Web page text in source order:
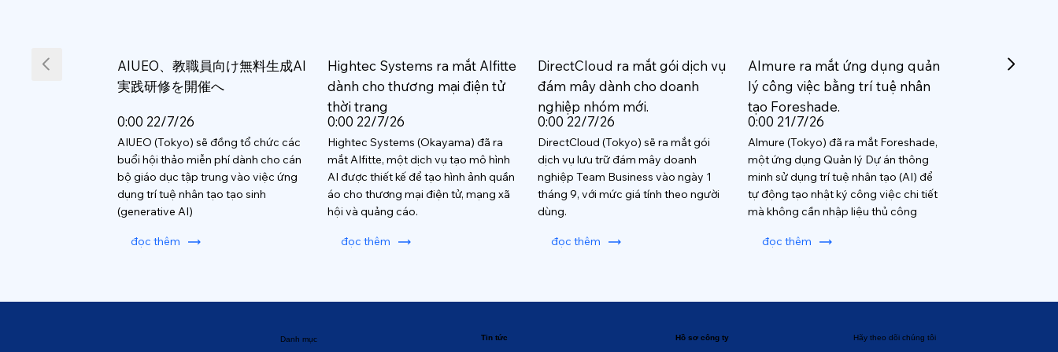
AIUEO、教職員向け無料生成AI
実践研修を開催へ
0:00 22/7/26
AIUEO (Tokyo) sẽ đồng tổ chức các
buổi hội thảo miễn phí dành cho cán
bộ giáo dục tập trung vào việc ứng
dụng trí tuệ nhân tạo tạo sinh
(generative AI)
đọc thêm
Hightec Systems ra mắt AIfitte
dành cho thương mại điện tử
thời trang
0:00 22/7/26
Hightec Systems (Okayama) đã ra
mắt AIfitte, một dịch vụ tạo mô hình
AI được thiết kế để tạo hình ảnh quần
áo cho thương mại điện tử, mạng xã
hội và quảng cáo.
đọc thêm
DirectCloud ra mắt gói dịch vụ
đám mây dành cho doanh
nghiệp nhóm mới.
0:00 22/7/26
DirectCloud (Tokyo) sẽ ra mắt gói
dịch vụ lưu trữ đám mây doanh
nghiệp Team Business vào ngày 1
tháng 9, với mức giá tính theo người
dùng.
đọc thêm
Almure ra mắt ứng dụng quản
lý công việc bằng trí tuệ nhân
tạo Foreshade.
0:00 21/7/26
Almure (Tokyo) đã ra mắt Foreshade,
một ứng dụng Quản lý Dự án thông
minh sử dụng trí tuệ nhân tạo (AI) để
tự động tạo nhật ký công việc chi tiết
mà không cần nhập liệu thủ công
đọc thêm
Danh mục Tin tức Hồ sơ công ty Hãy theo dõi chúng tôi